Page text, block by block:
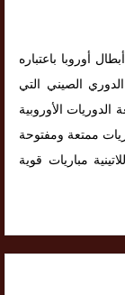
أوروبا باعتباره
الصيني التي
الأوروبية
ممتعة ومفتوحة
مباريات قوية